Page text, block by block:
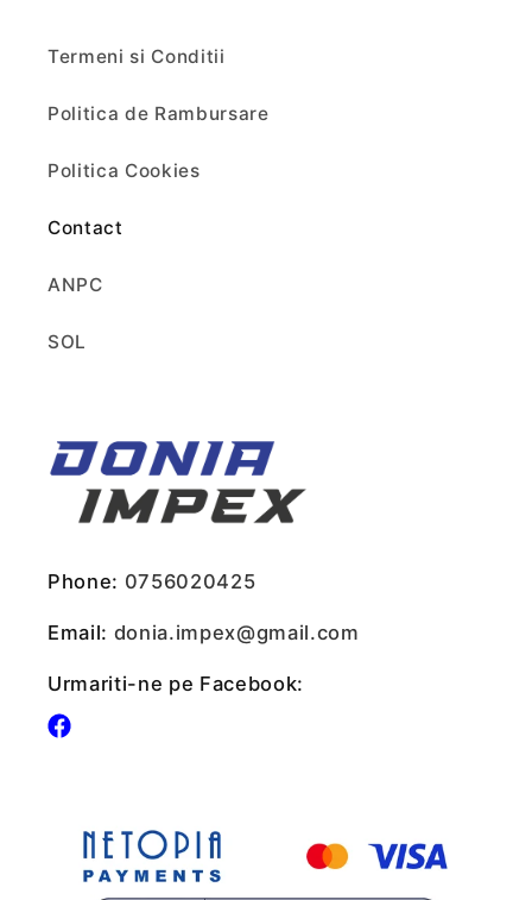
Termeni si Conditii
Politica de Rambursare
Politica Cookies
Contact
ANPC
SOL
Phone: 0756020425
Email: donia.impex@gmail.com
Urmariti-ne pe Facebook:
Facebook